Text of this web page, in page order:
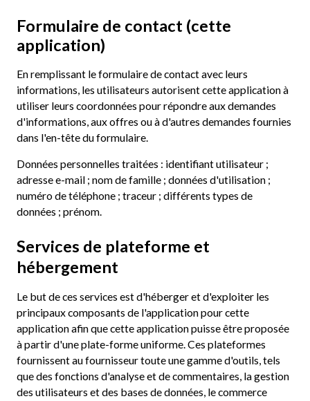
Formulaire de contact (cette
application)
En remplissant le formulaire de contact avec leurs
informations, les utilisateurs autorisent cette application à
utiliser leurs coordonnées pour répondre aux demandes
d'informations, aux offres ou à d'autres demandes fournies
dans l'en-tête du formulaire.
Données personnelles traitées : identifiant utilisateur ;
adresse e-mail ; nom de famille ; données d'utilisation ;
numéro de téléphone ; traceur ; différents types de
données ; prénom.
Services de plateforme et
hébergement
Le but de ces services est d'héberger et d'exploiter les
principaux composants de l'application pour cette
application afin que cette application puisse être proposée
à partir d'une plate-forme uniforme. Ces plateformes
fournissent au fournisseur toute une gamme d'outils, tels
que des fonctions d'analyse et de commentaires, la gestion
des utilisateurs et des bases de données, le commerce